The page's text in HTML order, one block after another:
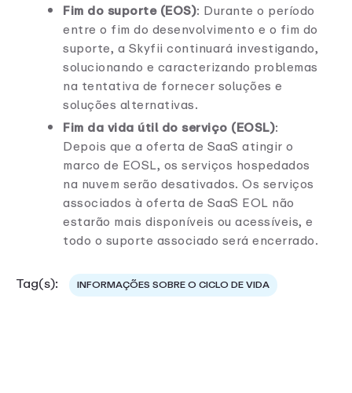
Fim do suporte (EOS): Durante o período
entre o fim do desenvolvimento e o fim do
suporte, a Skyfii continuará investigando,
solucionando e caracterizando problemas
na tentativa de fornecer soluções e
soluções alternativas.
Fim da vida útil do serviço (EOSL):
Depois que a oferta de SaaS atingir o
marco de EOSL, os serviços hospedados
na nuvem serão desativados. Os serviços
associados à oferta de SaaS EOL não
estarão mais disponíveis ou acessíveis, e
todo o suporte associado será encerrado.
Tag(s): INFORMAÇÕES SOBRE O CICLO DE VIDA